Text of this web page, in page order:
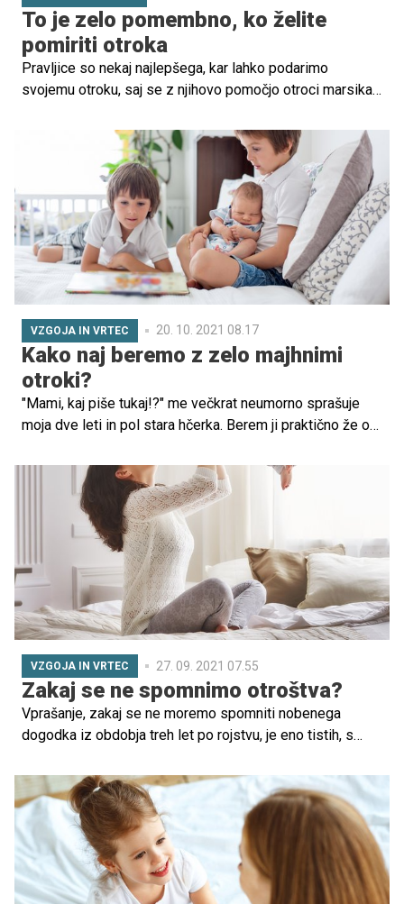
maternici.
To je zelo pomembno, ko želite
pomiriti otroka
Pravljice so nekaj najlepšega, kar lahko podarimo
svojemu otroku, saj se z njihovo pomočjo otroci marsikaj
obdobju razvojnih strahov, ko lahko otroci doživljajo tudi
hude stiske. Preko pravljic se lahko naučijo spoprijemati
s svojimi strahovi, neprijetnimi čustvi in osvojijo
pomembne veščine, zaradi katerih bodo lahko kos vsem
izzivom, ki jih čakajo na njihovi poti.
VZGOJA IN VRTEC 20. 10. 2021 08.17
Kako naj beremo z zelo majhnimi
otroki?
"Mami, kaj piše tukaj!?" me večkrat neumorno sprašuje
moja dve leti in pol stara hčerka. Berem ji praktično že od
knjigico popoldne na kavču, če želi in če imam čas. Zdaj
je pa sploh odlično, ker ji včasih bere tudi njen starejši
bratec drugošolec.
VZGOJA IN VRTEC 27. 09. 2021 07.55
Zakaj se ne spomnimo otroštva?
Vprašanje, zakaj se ne moremo spomniti nobenega
dogodka iz obdobja treh let po rojstvu, je eno tistih, s
spomnijo le drobcev preteklosti, spet drugi se ne
spomnijo ničesar. Zakaj pride do tovrstne 'izgube
spomina'?